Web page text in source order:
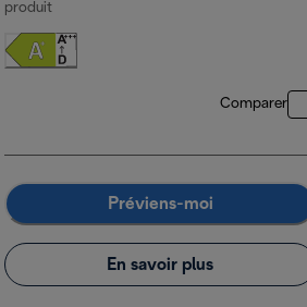
produit
Comparer
Préviens-moi
En savoir plus